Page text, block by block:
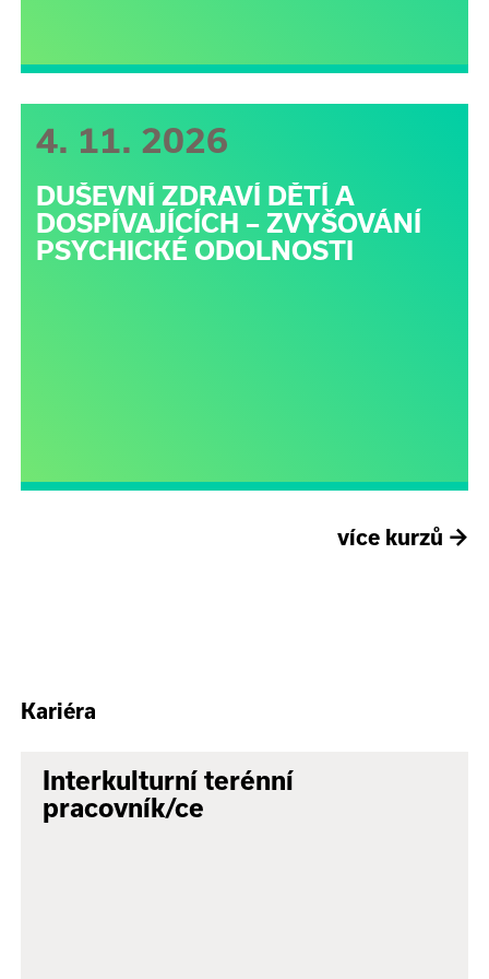
4. 11. 2026
DUŠEVNÍ ZDRAVÍ DĚTÍ A
DOSPÍVAJÍCÍCH – ZVYŠOVÁNÍ
PSYCHICKÉ ODOLNOSTI
více kurzů →
Kariéra
Interkulturní terénní
pracovník/ce